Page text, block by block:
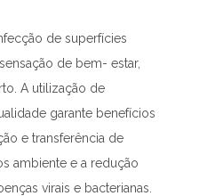
de superfícies
de bem- estar,
A utilização de
garante benefícios
e transferência de
ambiente e a redução
virais e bacterianas.